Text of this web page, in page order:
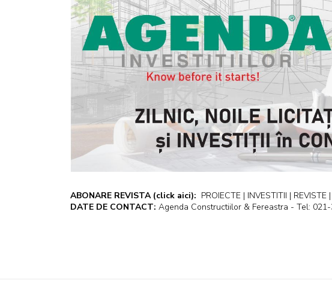
ABONARE REVISTA (click aici): PROIECTE | INVESTITII | REVISTE
DATE DE CONTACT: Agenda Constructiilor & Fereastra - Tel: